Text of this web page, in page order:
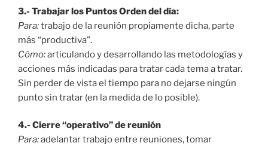
3.- Trabajar los Puntos Orden del día:
Para:trabajo de la reunión propiamente dicha, parte
más “productiva”.
Cómo:articulando y desarrollando las metodologías y
acciones más indicadas para tratar cada tema a tratar.
Sin perder de vista el tiempo para no dejarse ningún
punto sin tratar (en la medida de lo posible).
4.- Cierre “operativo” de reunión
Para:adelantar trabajo entre reuniones, tomar